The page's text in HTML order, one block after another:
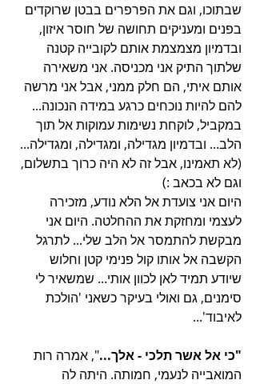
שבתוכו, וגם את הפרפרים בבטן שרוקדים
בפנים ומעניקים תחושה של חוסר איזון,
ובדמיון מצמצמת אותם לקובייה קטנה
שלתוך התיק אני מכניסה. אני משאירה
אותם איתי, הם חלק ממני, אבל אני מרשה
להם להיות נוכחים כרגע במידה הנכונה...
במקביל, לוקחת נשימות עמוקות אל תוך
הלב... ובדמיון מגדילה, ומגדילה, ומגדילה...
(לא תאמינו, אבל זה לא היה כרוך בתשלום,
וגם לא בכאב :)
היום אני צועדת אל הלא נודע, מזכירה
לעצמי ומחזקת את ההחלטה. היום אני
מבקשת להתמסר אל הלב שלי... לתרגל
הקשבה אל אותו קול פנימי קטן וחלוש
שיודע תמיד לאן לכוון אותי... שמשאיר לי
סימנים, גם ואולי בעיקר כשאני 'הולכת
לאיבוד'...
"כי אל אשר תלכי - אלך...", אמרה רות
המואבייה לנעמי, חמותה. היתה לה